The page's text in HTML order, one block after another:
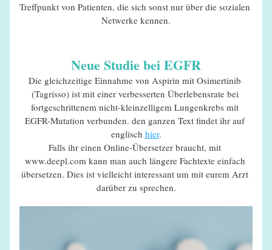
Treffpunkt von Patienten, die sich sonst nur über die sozialen
Netwerke kennen.
Neue Studie bei EGFR
Die gleichzeitige Einnahme von Aspirin mit Osimertinib
(Tagrisso) ist mit einer verbesserten Überlebensrate bei
fortgeschrittenem nicht-kleinzelligem Lungenkrebs mit
EGFR-Mutation verbunden. den ganzen Text findet ihr auf
englisch hier.
Falls ihr einen Online-Übersetzer braucht, mit
www.deepl.com kann man auch längere Fachtexte einfach
übersetzen. Dies ist vielleicht interessant um mit eurem Arzt
darüber zu sprechen.